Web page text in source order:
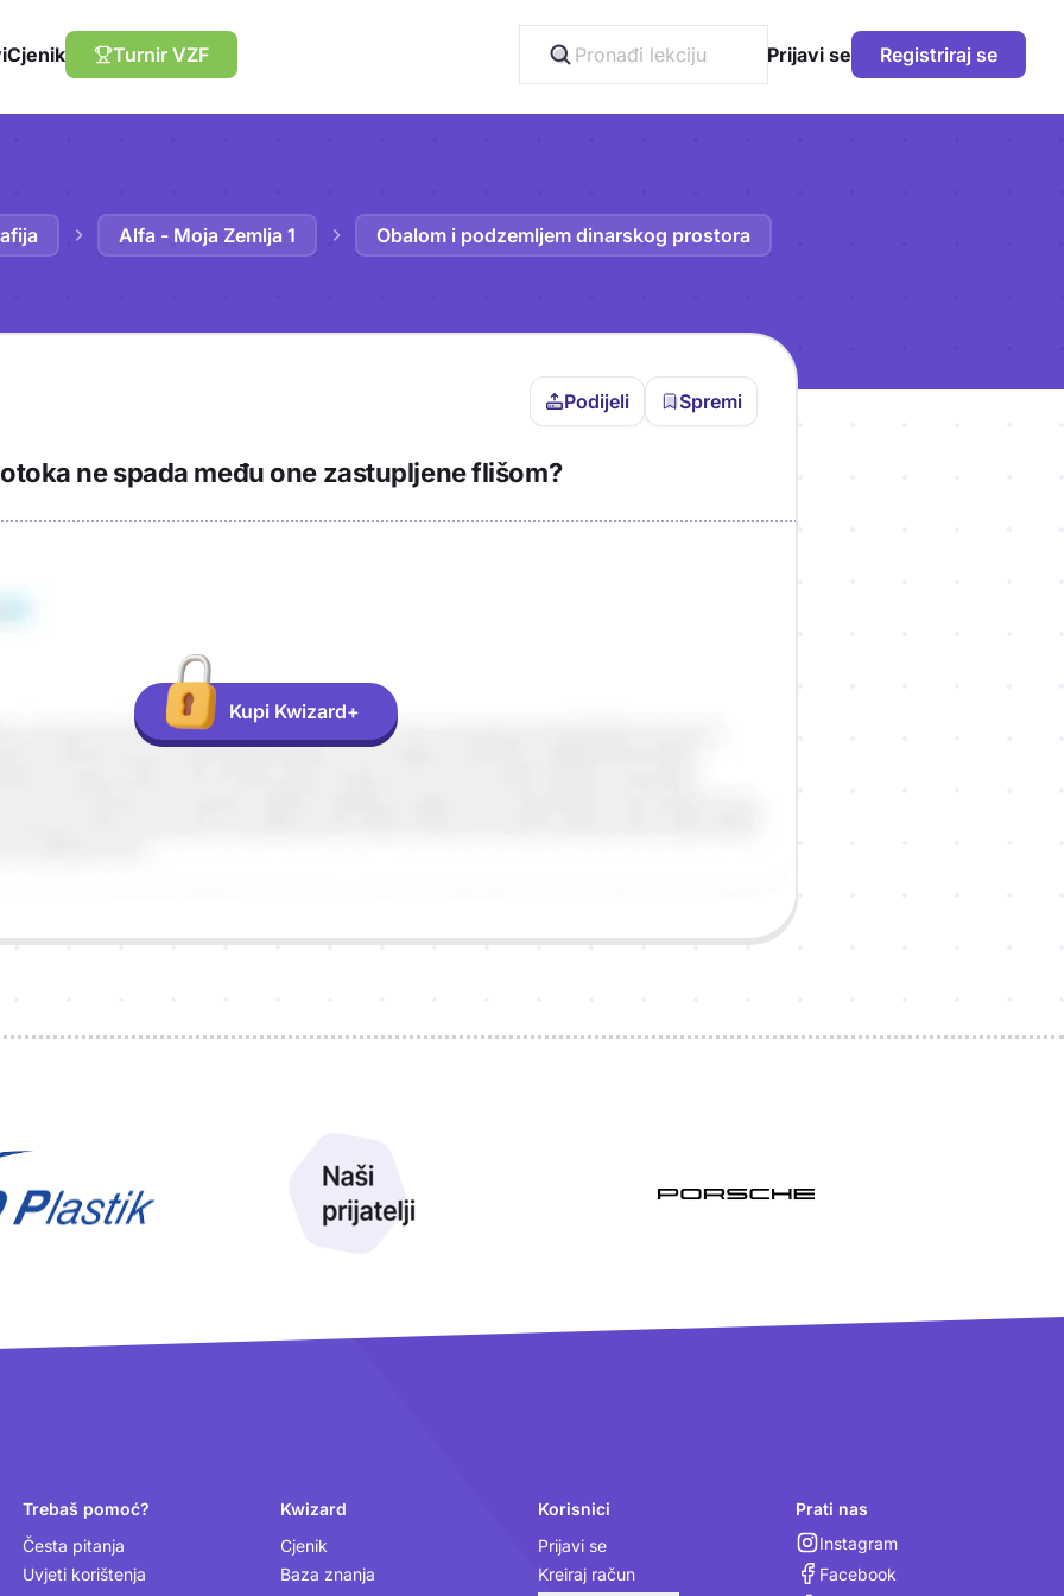
Cjenik Turnir VZF Prijavi se Registriraj se
Alfa - Moja Zemlja 1 Obalom i podzemljem dinarskog prostora
Podijeli Spremi
Trebaš biti prijavljen da bi pohranio
sadržaj u bilježnicu!
ne spada među one zastupljene flišom?
Kupi Kwizard+
Trebaš pomoć?
Česta pitanja
Uvjeti korištenja
Kwizard
Cjenik
Baza znanja
Korisnici
Prijavi se
Kreiraj račun
Prati nas
Instagram
Facebook